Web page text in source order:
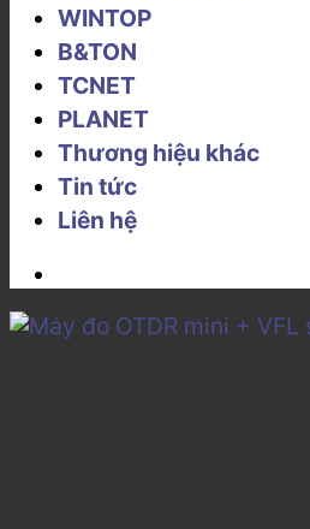
WINTOP
B&TON
TCNET
PLANET
Thương hiệu khác
Tin tức
Liên hệ